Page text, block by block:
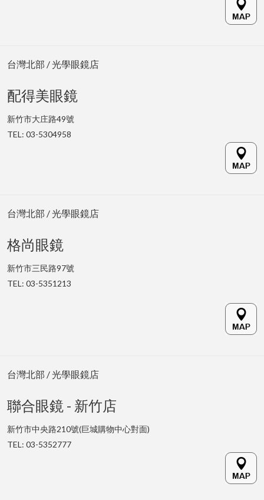
台灣北部 / 光學眼鏡店
配得美眼鏡
新竹市大庄路49號
TEL: 03-5304958
台灣北部 / 光學眼鏡店
格尚眼鏡
新竹市三民路97號
TEL: 03-5351213
台灣北部 / 光學眼鏡店
聯合眼鏡 - 新竹店
新竹市中央路210號(巨城購物中心對面)
TEL: 03-5352777